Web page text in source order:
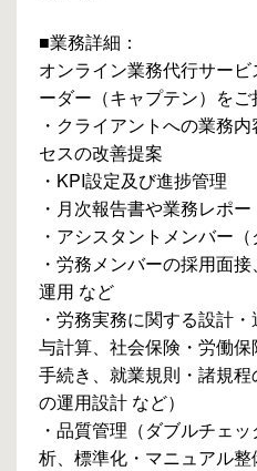
■業務詳細：
オンライン業務代行サー
ーダー（キャプテン）をご
・クライアントへの業務
セスの改善提案
・KPI設定及び進捗管理
・月次報告書や業務レポ
・アシスタントメンバー
・労務メンバーの採用面
運用 など
・労務実務に関する設計
与計算、社会保険・労働
手続き、就業規則・諸規
の運用設計 など）
・品質管理（ダブルチェ
析、標準化・マニュアル